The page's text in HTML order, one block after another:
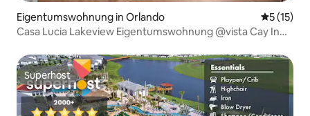
Eigentumswohnung in Orlando
5 (15)
Casa Lucia Lakeview Eigentumswohnung @vista Cay In
Superhost
Superhost